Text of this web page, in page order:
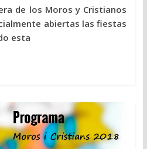
de los Moros y Cristianos
abiertas las fiestas
esta